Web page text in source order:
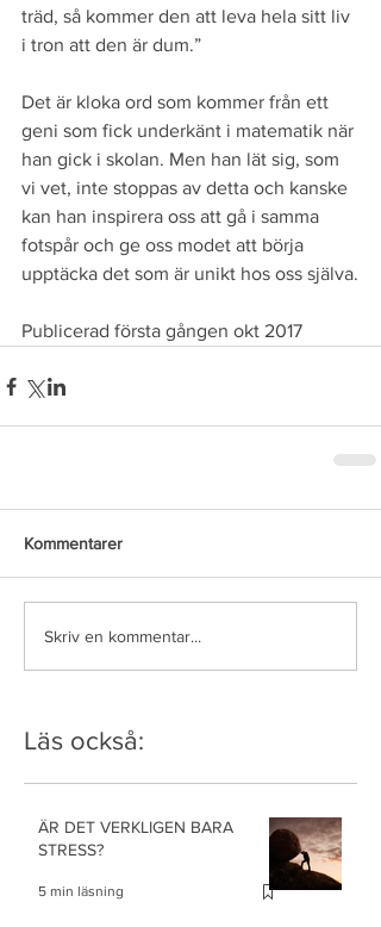
träd, så kommer den att leva hela sitt liv
i tron att den är dum.”
Det är kloka ord som kommer från ett
geni som fick underkänt i matematik när
han gick i skolan. Men han lät sig, som
vi vet, inte stoppas av detta och kanske
kan han inspirera oss att gå i samma
fotspår och ge oss modet att börja
upptäcka det som är unikt hos oss själva.
Publicerad första gången okt 2017
Kommentarer
Skriv en kommentar...
Läs också:
ÄR DET VERKLIGEN BARA
STRESS?
5 min läsning